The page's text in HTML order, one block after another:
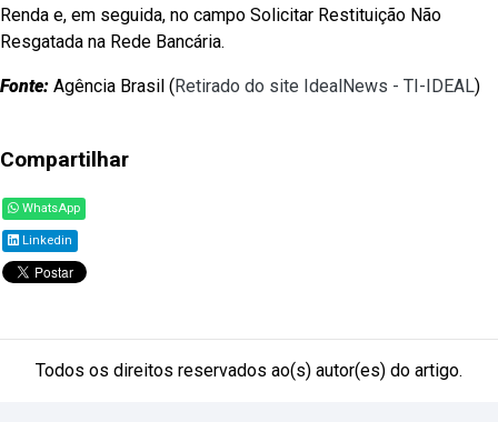
Renda e, em seguida, no campo Solicitar Restituição Não
Resgatada na Rede Bancária.
Fonte: Agência Brasil (Retirado do site IdealNews - TI-IDEAL)
Compartilhar
WhatsApp
Linkedin
Todos os direitos reservados ao(s) autor(es) do artigo.